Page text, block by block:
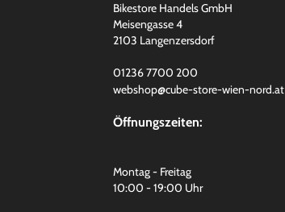
Bikestore Handels GmbH
Meisengasse 4
2103 Langenzersdorf
01236 7700 200
webshop@cube-store-wien-nord.at
Öffnungszeiten:
Montag - Freitag
10:00 - 19:00 Uhr